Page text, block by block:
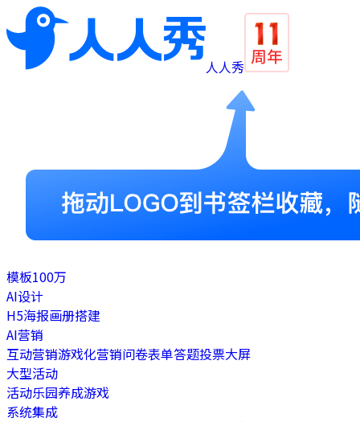
人人秀
模板100万
AI设计
H5海报画册搭建
AI营销
互动营销游戏化营销问卷表单答题投票大屏
大型活动
活动乐园养成游戏
系统集成